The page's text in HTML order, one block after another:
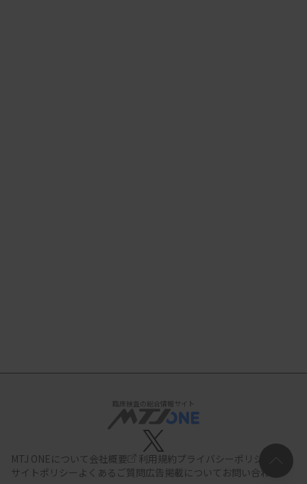
臨床検査の総合情報サイト
MTJ ONEについて会社概要 利用規約プライバシーポリシー
サイトポリシー よくあるご質問広告掲載について お問い合わせ